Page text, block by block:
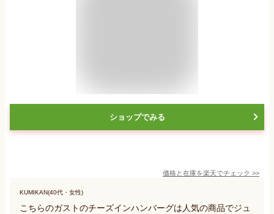
ショップでみる
価格と在庫を楽天でチェック >>
KUMIKAN(40代・女性)
こちらのガストのチーズインハンバーグは人気の商品でジュ